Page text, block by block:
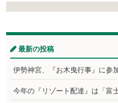
最新の投稿
伊勢神宮、『お木曳行事』に参
今年の『リゾート配達』は「富